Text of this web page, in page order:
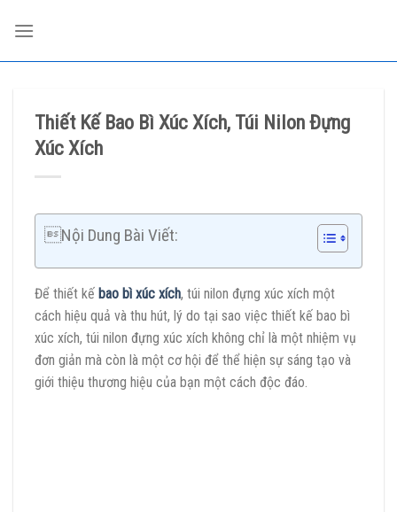
Thiết Kế Bao Bì Xúc Xích, Túi Nilon Đựng
Xúc Xích
Nội Dung Bài Viết:
Để thiết kế bao bì xúc xích, túi nilon đựng xúc xích một
cách hiệu quả và thu hút, lý do tại sao việc thiết kế bao bì
xúc xích, túi nilon đựng xúc xích không chỉ là một nhiệm vụ
đơn giản mà còn là một cơ hội để thể hiện sự sáng tạo và
giới thiệu thương hiệu của bạn một cách độc đáo.